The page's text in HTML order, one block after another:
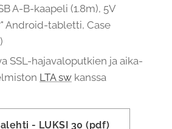
A-B-kaapeli (1.8m), 5V
Android-tabletti, Case
SSL-hajavaloputkien ja aika-
LTA sw kanssa
- LUKSI 30 (pdf)